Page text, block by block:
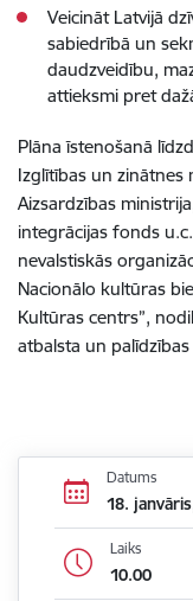
Veicināt Latvijā
sabiedrībā un
daudzveidību,
attieksmi pret
Plāna īstenošanā
Izglītības un zinātnes
Aizsardzības
integrācijas fonds
nevalstiskās
Nacionālo kultūras
Kultūras centrs”,
atbalsta un
Datums
18.
Laiks
10.00